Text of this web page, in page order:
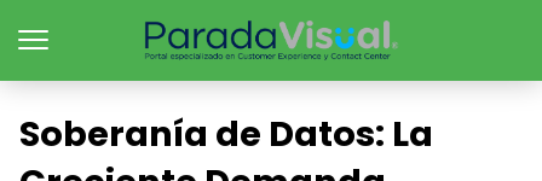
Soberanía de Datos: La